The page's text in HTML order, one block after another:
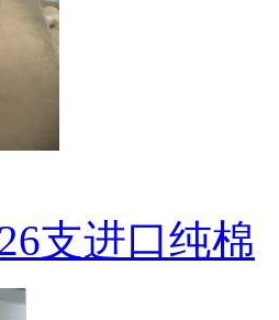
支进口纯棉